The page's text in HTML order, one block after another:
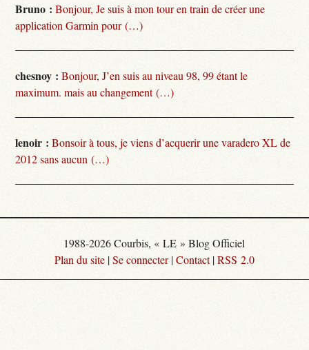
Bruno : Bonjour, Je suis à mon tour en train de créer une
application Garmin pour (…)
chesnoy : Bonjour, J’en suis au niveau 98, 99 étant le
maximum. mais au changement (…)
lenoir : Bonsoir à tous, je viens d’acquerir une varadero XL de
2012 sans aucun (…)
1988-2026 Courbis, « LE » Blog Officiel
Plan du site |Se connecter|Contact|RSS 2.0